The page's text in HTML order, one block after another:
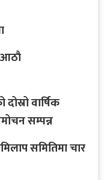
वार्षिक
सम्पन्न
समितिमा चार